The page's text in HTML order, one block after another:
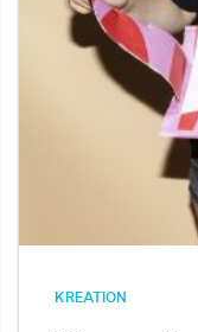
KREATION